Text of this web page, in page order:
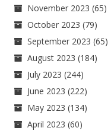
November 2023 (65)
October 2023 (79)
September 2023 (65)
August 2023 (184)
July 2023 (244)
June 2023 (222)
May 2023 (134)
April 2023 (60)